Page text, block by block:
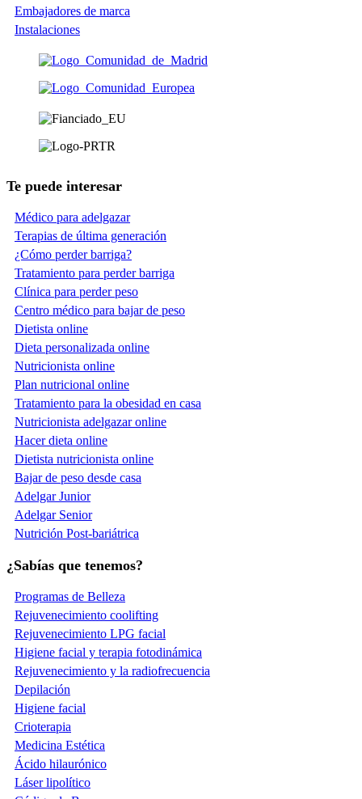
Embajadores de marca
Instalaciones
Te puede interesar
Médico para adelgazar
Terapias de última generación
¿Cómo perder barriga?
Tratamiento para perder barriga
Clínica para perder peso
Centro médico para bajar de peso
Dietista online
Dieta personalizada online
Nutricionista online
Plan nutricional online
Tratamiento para la obesidad en casa
Nutricionista adelgazar online
Hacer dieta online
Dietista nutricionista online
Bajar de peso desde casa
Adelgar Junior
Adelgar Senior
Nutrición Post-bariátrica
¿Sabías que tenemos?
Programas de Belleza
Rejuvenecimiento coolifting
Rejuvenecimiento LPG facial
Higiene facial y terapia fotodinámica
Rejuvenecimiento y la radiofrecuencia
Depilación
Higiene facial
Crioterapia
Medicina Estética
Ácido hilaurónico
Láser lipolítico